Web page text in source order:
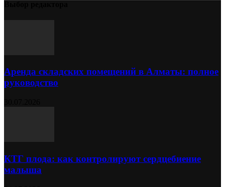
Аренда складских помещений в Алматы: полное
руководство
КТГ плода: как контролируют сердцебиение
малыша